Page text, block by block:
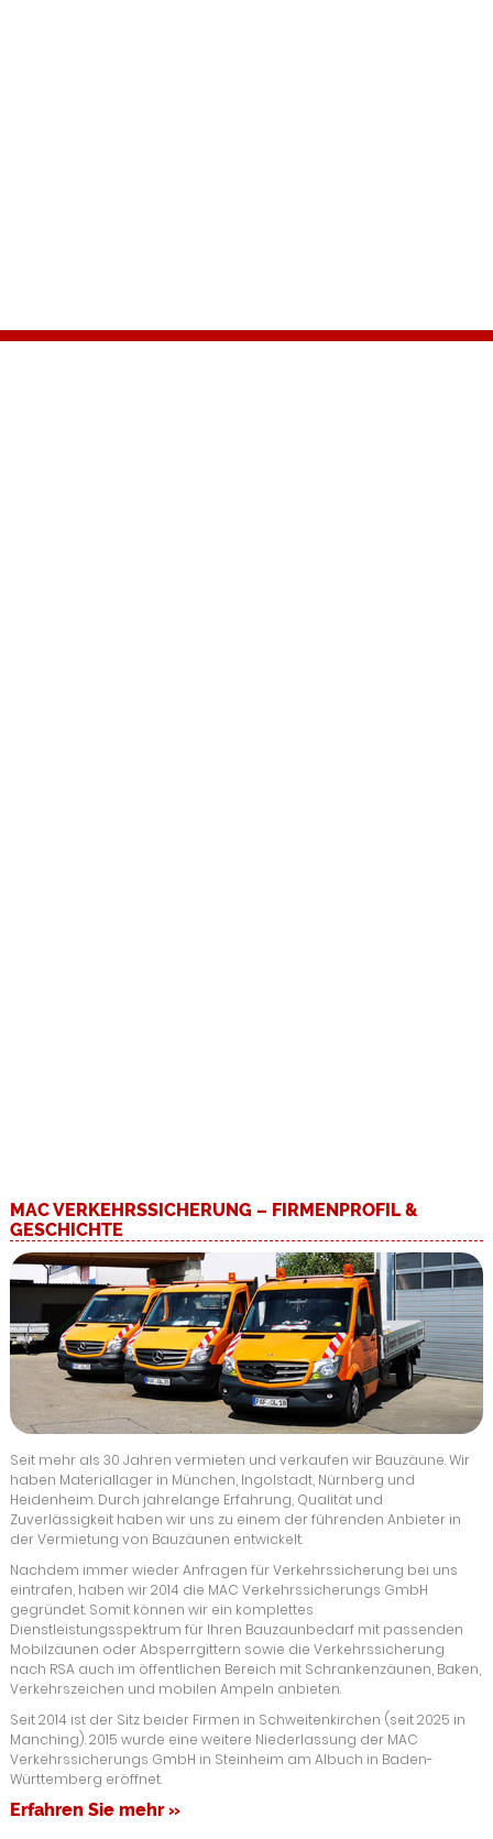
MAC VERKEHRSSICHERUNG – FIRMENPROFIL &
GESCHICHTE
Seit mehr als 30 Jahren vermieten und verkaufen wir Bauzäune. Wir
haben Materiallager in München, Ingolstadt, Nürnberg und
Heidenheim. Durch jahrelange Erfahrung, Qualität und
Zuverlässigkeit haben wir uns zu einem der führenden Anbieter in
der Vermietung von Bauzäunen entwickelt.
Nachdem immer wieder Anfragen für Verkehrssicherung bei uns
eintrafen, haben wir 2014 die MAC Verkehrssicherungs GmbH
gegründet. Somit können wir ein komplettes
Dienstleistungsspektrum für Ihren Bauzaunbedarf mit passenden
Mobilzäunen oder Absperrgittern sowie die Verkehrssicherung
nach RSA auch im öffentlichen Bereich mit Schrankenzäunen, Baken,
Verkehrszeichen und mobilen Ampeln anbieten.
Seit 2014 ist der Sitz beider Firmen in Schweitenkirchen (seit 2025 in
Manching). 2015 wurde eine weitere Niederlassung der MAC
Verkehrssicherungs GmbH in Steinheim am Albuch in Baden-
Württemberg eröffnet.
Erfahren Sie mehr »